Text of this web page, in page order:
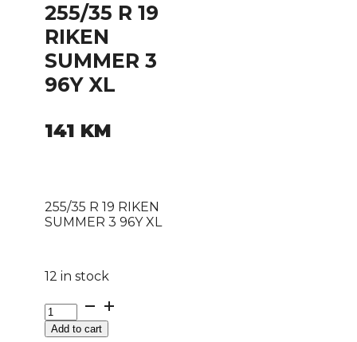
255/35 R 19
RIKEN
SUMMER 3
96Y XL
141 KM
255/35 R 19 RIKEN
SUMMER 3 96Y XL
12 in stock
255/35
R
19Add to cart